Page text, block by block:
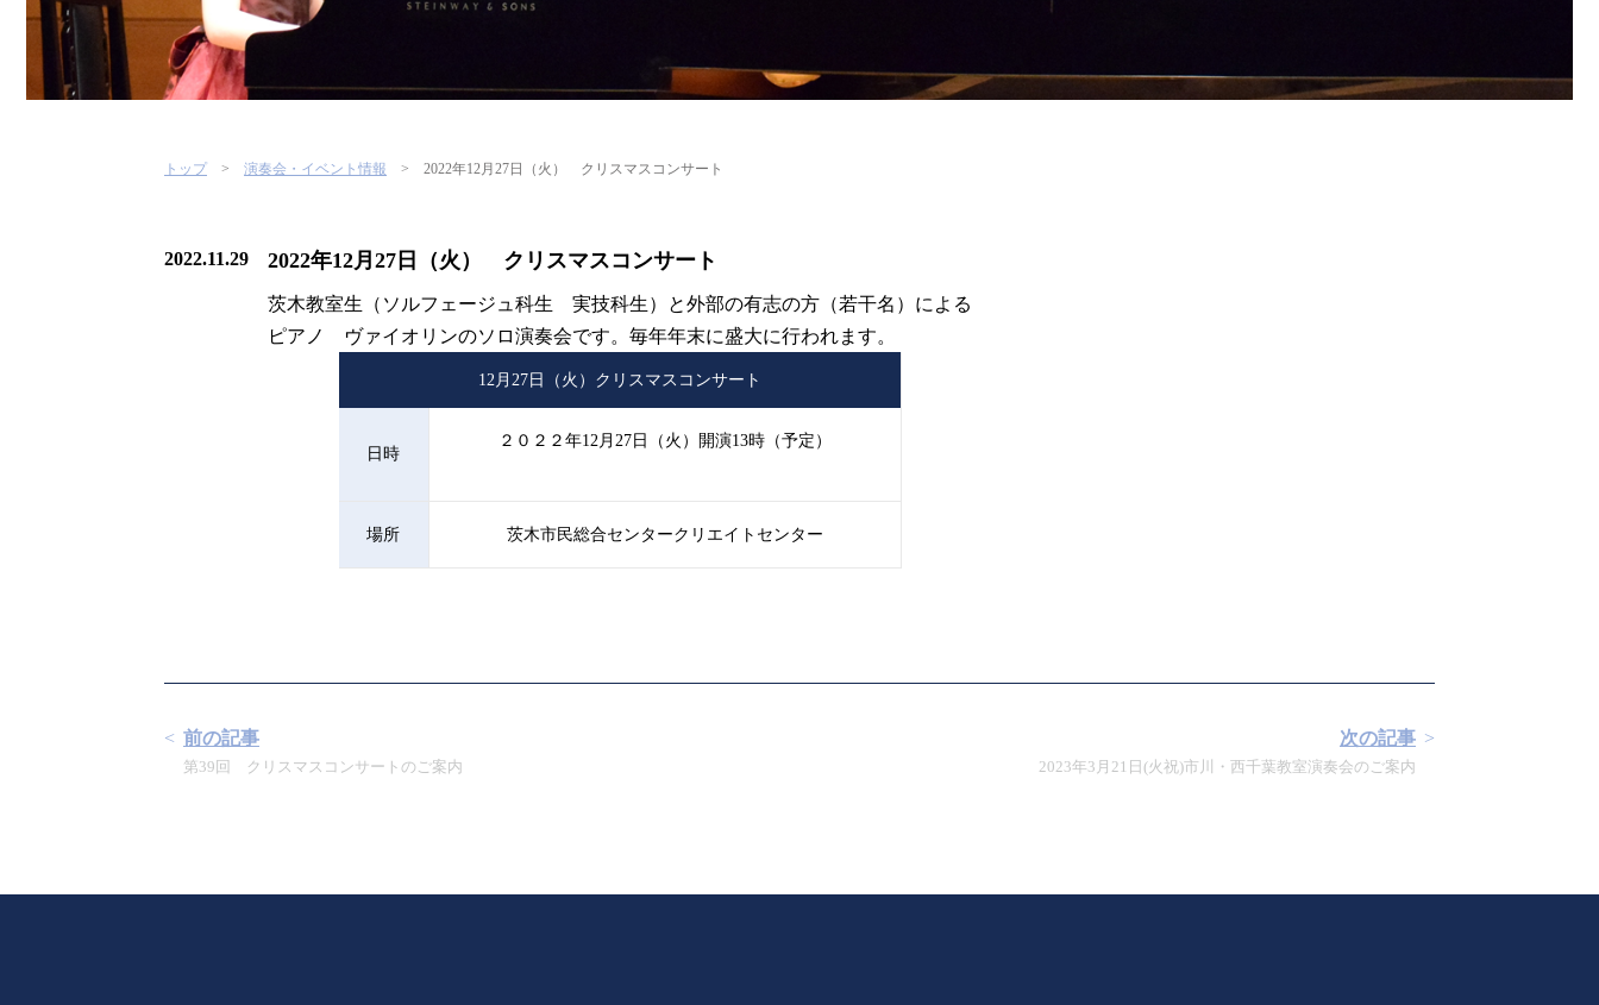
トップ 演奏会・イベント情報 2022年12月27日（火） クリスマスコンサート
2022.11.29 2022年12月27日（火） クリスマスコンサート
茨木教室生（ソルフェージュ科生 実技科生）と外部の有志の方（若干名）による
ピアノ ヴァイオリンのソロ演奏会です。毎年年末に盛大に行われます。
12月27日（火）クリスマスコンサート
日時
２０２２年12月27日（火）開演13時（予定）
場所 茨木市民総合センタークリエイトセンター
前の記事
第39回 クリスマスコンサートのご案内
次の記事
2023年3月21日(火祝)市川・西千葉教室演奏会のご案内